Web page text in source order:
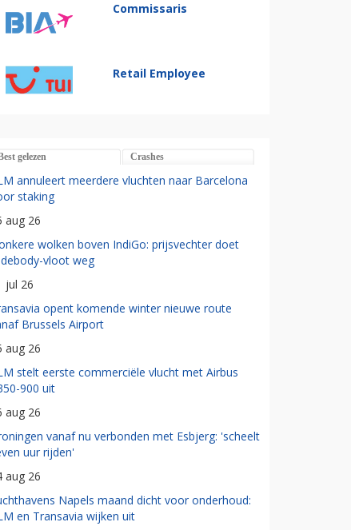
Commissaris
Retail Employee
gelezen Crashes
annuleert meerdere vluchten naar Barcelona
staking
aug 26
wolken boven IndiGo: prijsvechter doet
vloot weg
jul 26
opent komende winter nieuwe route
Brussels Airport
aug 26
stelt eerste commerciële vlucht met Airbus
900 uit
aug 26
vanaf nu verbonden met Esbjerg: 'scheelt
uur rijden'
aug 26
Napels maand dicht voor onderhoud:
en Transavia wijken uit